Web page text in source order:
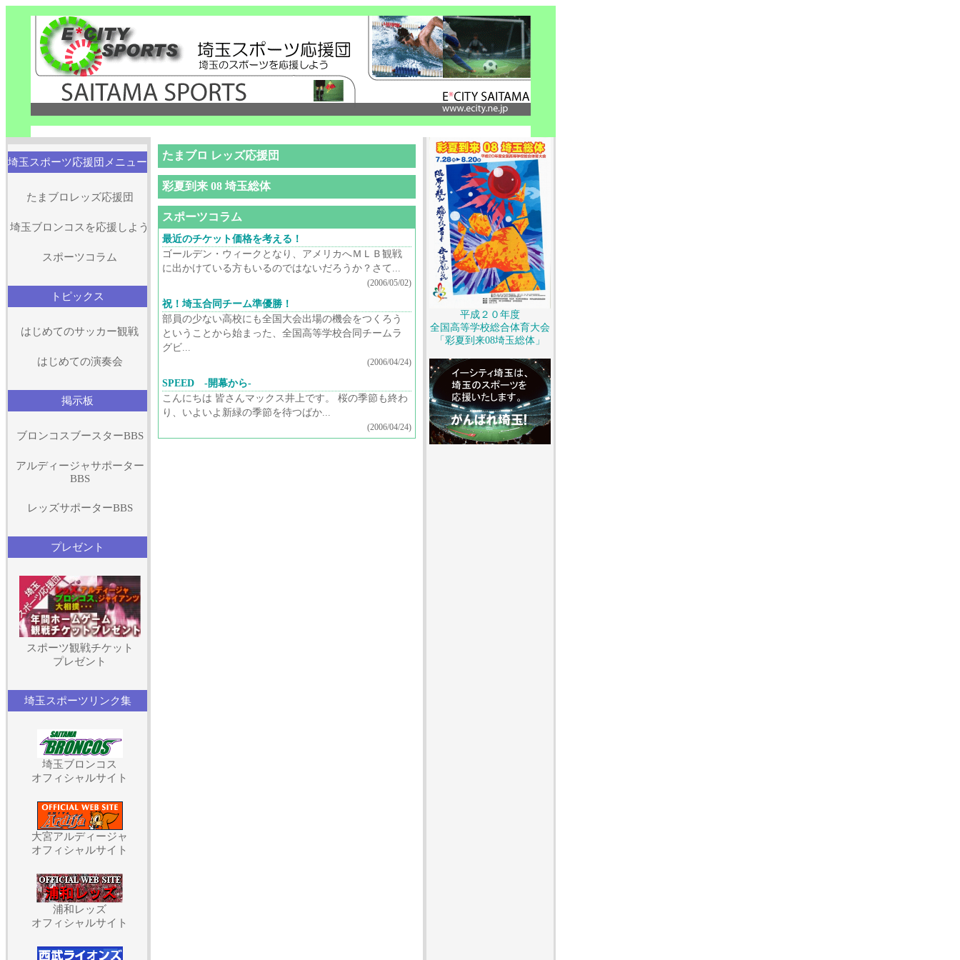
埼玉スポーツ応援団メニュー
たまブロレッズ応援団
埼玉ブロンコスを応援しよう
スポーツコラム
トピックス
はじめてのサッカー観戦
はじめての演奏会
掲示板
ブロンコスブースターBBS
アルディージャサポーター
BBS
レッズサポーターBBS
プレゼント
スポーツ観戦チケット
プレゼント
埼玉スポーツリンク集
埼玉ブロンコス
オフィシャルサイト
大宮アルディージャ
オフィシャルサイト
浦和レッズ
オフィシャルサイト
たまブロ レッズ応援団
彩夏到来 08 埼玉総体
スポーツコラム
最近のチケット価格を考える！
ゴールデン・ウィークとなり、アメリカへＭＬＢ観戦
に出かけている方もいるのではないだろうか？さて...
(2006/05/02)
祝！埼玉合同チーム準優勝！
部員の少ない高校にも全国大会出場の機会をつくろう
ということから始まった、全国高等学校合同チームラ
グビ...
(2006/04/24)
SPEED -開幕から-
こんにちは 皆さんマックス井上です。 桜の季節も終わ
り、いよいよ新緑の季節を待つばか...
(2006/04/24)
平成２０年度
全国高等学校総合体育大会
「彩夏到来08埼玉総体」